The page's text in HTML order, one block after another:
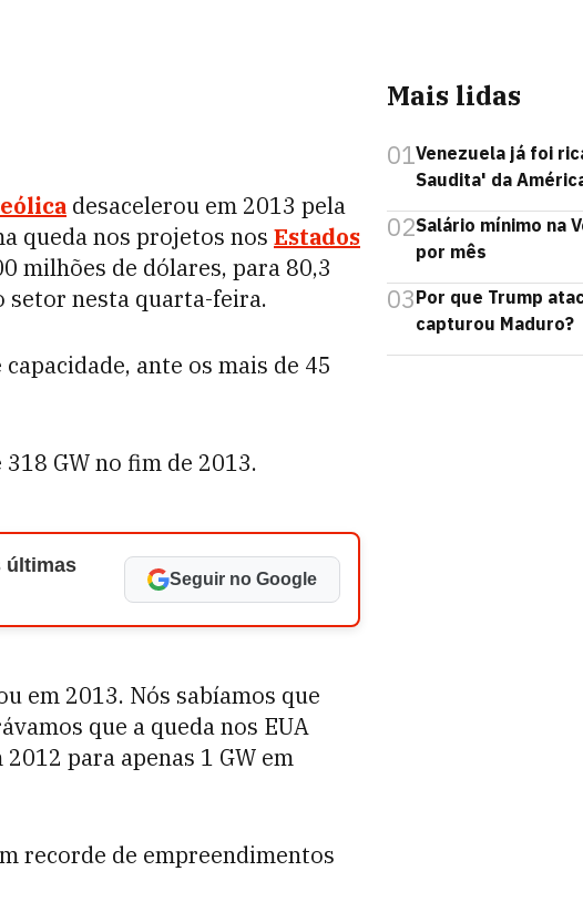
desacelerou em 2013 pela
queda nos projetos nos Estados
milhões de dólares, para 80,3
setor nesta quarta-feira.
ante os mais de 45
GW no fim de 2013.
últimas
Seguir no Google
em 2013. Nós sabíamos que
que a queda nos EUA
para apenas 1 GW em
recorde de empreendimentos
Mais lidas
01Venezuela já foi
Saudita' da
02Salário mínimo na
por mês
03Por que Trump
capturou Maduro?